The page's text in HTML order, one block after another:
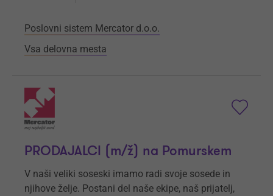
Poslovni sistem Mercator d.o.o.
Vsa delovna mesta
PRODAJALCI (m/ž) na Pomurskem
V naši veliki soseski imamo radi svoje sosede in
njihove želje. Postani del naše ekipe, naš prijatelj,